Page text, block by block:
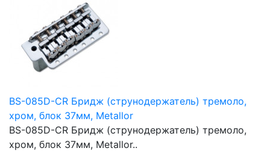
BS-085D-CR Бридж (струнодержатель) тремоло,
хром, блок 37мм, Metallor
BS-085D-CR Бридж (струнодержатель) тремоло,
хром, блок 37мм, Metallor..